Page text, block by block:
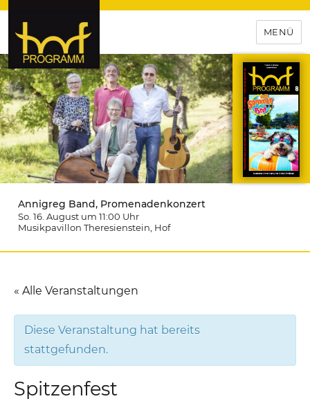
hof-programm – das
Veranstaltungsportal für
Hochfranken
MENÜ
Annigreg Band, Promenadenkonzert
So. 16. August um 11:00 Uhr
Musikpavillon Theresienstein , Hof
« Alle Veranstaltungen
Diese Veranstaltung hat bereits
stattgefunden.
Spitzenfest